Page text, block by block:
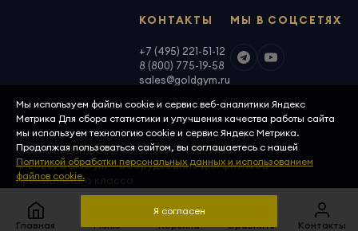
МЫ В СОЦСЕТЯХ
КОНТАКТЫ
+7 (495) 221-51-12
8 (800) 775-19-58
sales@goldgym.ru
ООО «Голденджим» · ОГРН 1097746699940
© 2026, GoldGym — оборудование для фитнеса
премиального класса
Политика конфиденциальности
Скачать реквизиты
Мы используем файлы cookie и сервис веб-аналитики Яндекс
Метрика Для сбора статистики и улучшения качества работы сайта
мы используем технологию cookie и сервис Яндекс Метрика.
Продолжая пользоваться сайтом, вы соглашаетесь с нашей
Политикой обработки персональных данных и использованием
файлов cookie.
Я согласен
Главная
Меню Корзина Сравнить Контакты